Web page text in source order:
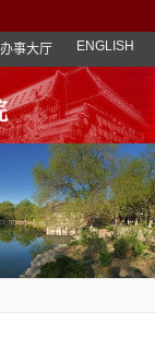
办事大厅 ENGLISH